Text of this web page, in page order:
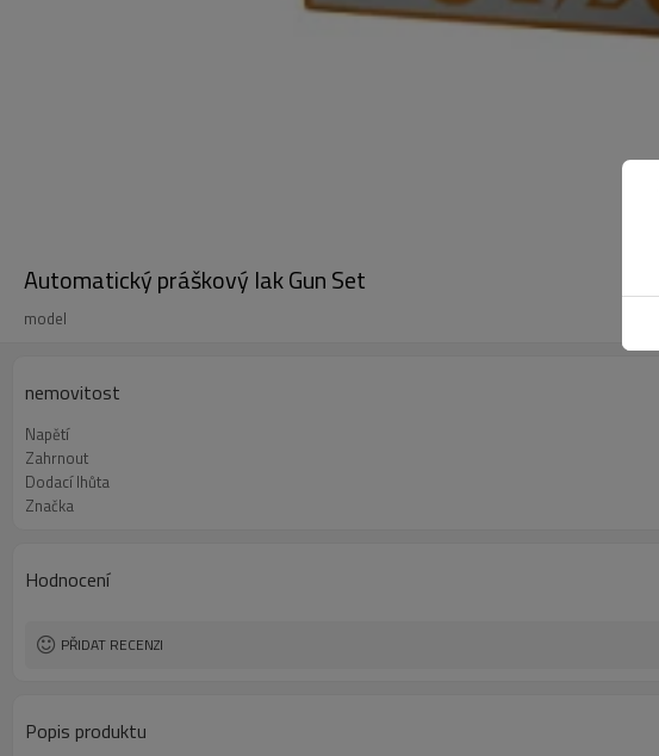
Automatický práškový lak Gun Set
model
nemovitost
Napětí
Zahrnout
Dodací lhůta
Značka
Hodnocení
PŘIDAT RECENZI
Popis produktu